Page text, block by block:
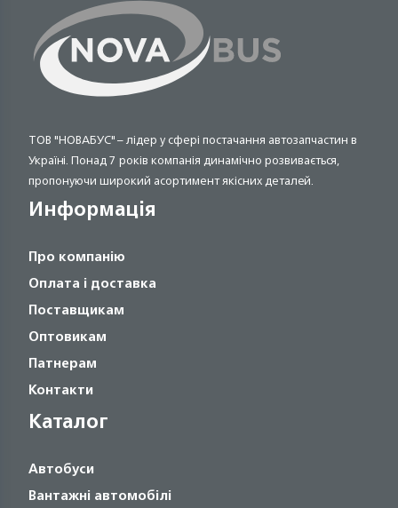
ТОВ "НОВАБУС" – лідер у сфері постачання автозапчастин в
Україні. Понад 7 років компанія динамічно розвивається,
пропонуючи широкий асортимент якісних деталей.
Информація
Про компанію
Оплата і доставка
Поставщикам
Оптовикам
Патнерам
Контакти
Каталог
Автобуси
Вантажні автомобілі